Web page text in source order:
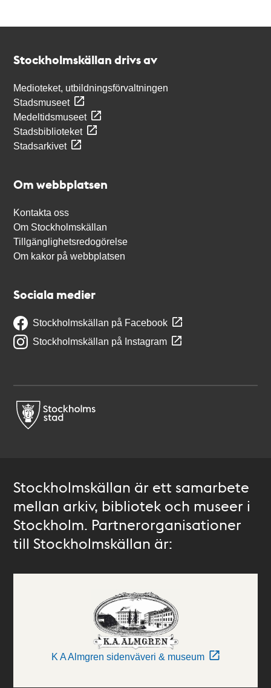
Stockholmskällan drivs av
Medioteket, utbildningsförvaltningen
Stadsmuseet
Medeltidsmuseet
Stadsbiblioteket
Stadsarkivet
Om webbplatsen
Kontakta oss
Om Stockholmskällan
Tillgänglighetsredogörelse
Om kakor på webbplatsen
Sociala medier
Stockholmskällan på Facebook
Stockholmskällan på Instagram
Stockholmskällan är ett samarbete
mellan arkiv, bibliotek och museer i
Stockholm. Partnerorganisationer
till Stockholmskällan är:
K A Almgren sidenväveri & museum